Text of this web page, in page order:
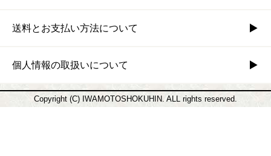
送料とお支払い方法について
個人情報の取扱いについて
Copyright (C) IWAMOTOSHOKUHIN. ALL rights reserved.